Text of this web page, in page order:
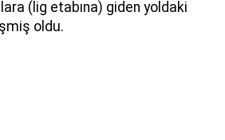
(lig etabına) giden yoldaki
oldu.